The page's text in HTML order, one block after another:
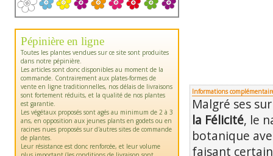
Pépinière en ligne
Toutes les plantes vendues sur ce site sont produites
dans notre pépinière.
Les articles sont donc disponibles au moment de la
commande. Contrairement aux plates-formes de
vente en ligne traditionnelles, nos délais de livraisons
sont fortement réduits, et la qualité de nos plantes
est garantie.
Les végétaux proposés sont agés au minimum de 2 à 3
ans, en opposition aux jeunes plants en godets ou en
racines nues proposés sur d'autres sites de commande
de plantes.
Leur résistance est donc renforcée, et leur volume
Informations
Malgré ses
la Félicité, le
botanique
faisant